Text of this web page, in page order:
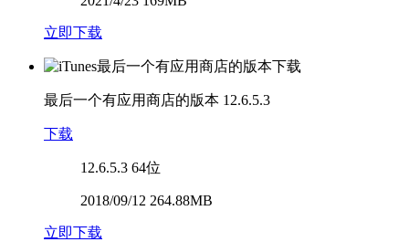
立即下载
最后一个有应用商店的版本 12.6.5.3
下载
12.6.5.3 64位
2018/09/12 264.88MB
立即下载